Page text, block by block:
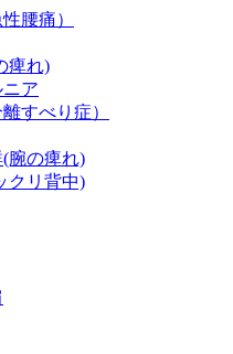
腰痛）
痺れ)
ア
すべり症）
腕の痺れ)
クリ背中)